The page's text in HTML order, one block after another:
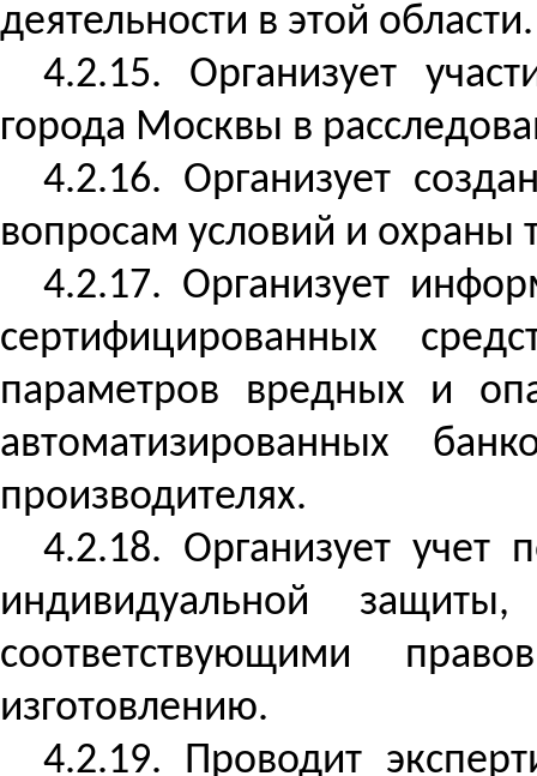
деятельности в этой области.
4.2.15. Организует
города Москвы в
4.2.16. Организует
вопросам условий и охраны
4.2.17. Организует
сертифицированных
параметров вредных и
автоматизированных
производителях.
4.2.18. Организует учет
индивидуальной
соответствующими
изготовлению.
4.2.19. Проводит